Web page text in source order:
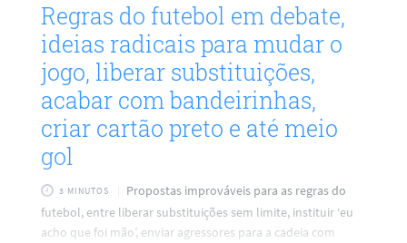
Regras do futebol em debate,
ideias radicais para mudar o
jogo, liberar substituições,
acabar com bandeirinhas,
criar cartão preto e até meio
gol
3 MINUTOS
Propostas improváveis para as regras do
futebol, entre liberar substituições sem limite, instituir ‘eu
acho que foi mão’, enviar agressores para a cadeia com